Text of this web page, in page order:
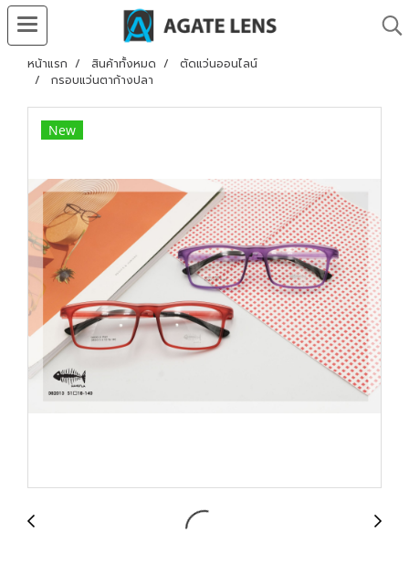
หน้าแรก สินค้าทั้งหมด
ตัดแว่นออนไลน์
กรอบแว่นตาก้างปลา
New